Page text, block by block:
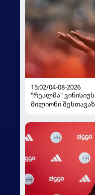
15:02/04-08-2026
"რეალმა"
მილიონი